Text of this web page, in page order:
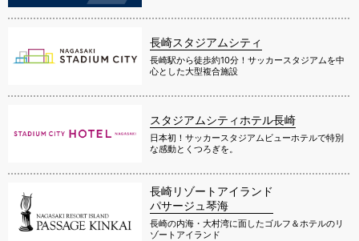
長崎スタジアムシティ
長崎駅から徒歩約10分！サッカースタジアムを中
心とした大型複合施設
スタジアムシティホテル長崎
日本初！サッカースタジアムビューホテルで特別
な感動とくつろぎを。
長崎リゾートアイランド
パサージュ琴海
長崎の内海・大村湾に面したゴルフ＆ホテルのリ
ゾートアイランド